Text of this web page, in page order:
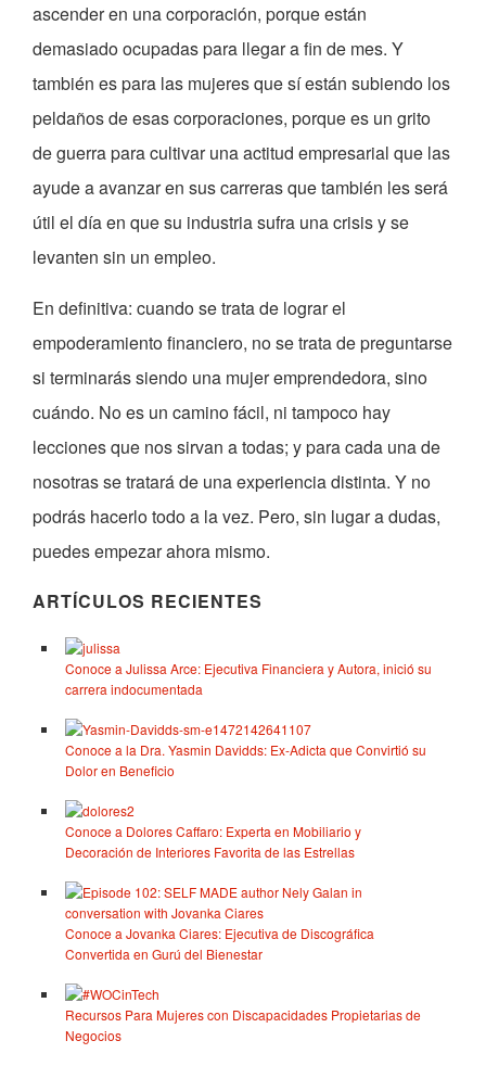
ascender en una corporación, porque están
demasiado ocupadas para llegar a fin de mes. Y
también es para las mujeres que sí están subiendo los
peldaños de esas corporaciones, porque es un grito
de guerra para cultivar una actitud empresarial que las
ayude a avanzar en sus carreras que también les será
útil el día en que su industria sufra una crisis y se
levanten sin un empleo.
En definitiva: cuando se trata de lograr el
empoderamiento financiero, no se trata de preguntarse
si terminarás siendo una mujer emprendedora, sino
cuándo. No es un camino fácil, ni tampoco hay
lecciones que nos sirvan a todas; y para cada una de
nosotras se tratará de una experiencia distinta. Y no
podrás hacerlo todo a la vez. Pero, sin lugar a dudas,
puedes empezar ahora mismo.
ARTÍCULOS RECIENTES
Conoce a Julissa Arce: Ejecutiva Financiera y Autora, inició su
carrera indocumentada
Conoce a la Dra. Yasmin Davidds: Ex-Adicta que Convirtió su
Dolor en Beneficio
Conoce a Dolores Caffaro: Experta en Mobiliario y
Decoración de Interiores Favorita de las Estrellas
Conoce a Jovanka Ciares: Ejecutiva de Discográfica
Convertida en Gurú del Bienestar
Recursos Para Mujeres con Discapacidades Propietarias de
Negocios